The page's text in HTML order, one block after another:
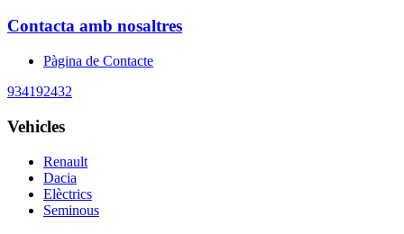
Contacta amb nosaltres
Pàgina de Contacte
934192432
Vehicles
Renault
Dacia
Elèctrics
Seminous